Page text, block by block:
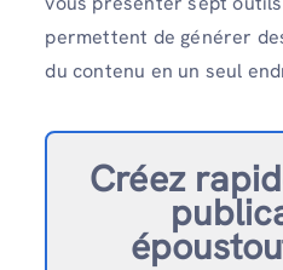
permettent de générer
du contenu en un seul
Créez